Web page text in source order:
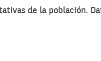
de la población.